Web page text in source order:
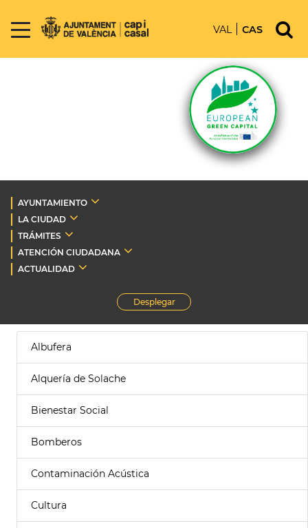
VAL CAS
AYUNTAMIENTO
LA CIUDAD
TRÁMITES
ATENCIÓN CIUDADANA
ACTUALIDAD
Desplegar
Albufera
Alquería de Solache
Bienestar Social
Bomberos
Contaminación Acústica
Cultura